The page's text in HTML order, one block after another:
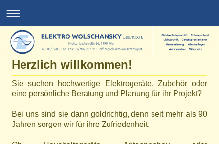
Herzlich willkommen!
Sie suchen hochwertige Elektrogeräte, Zubehör oder
eine persönliche Beratung und Planung für ihr Projekt?
Bei uns sind sie dann goldrichtig, denn seit mehr als 90
Jahren sorgen wir für ihre Zufriedenheit.